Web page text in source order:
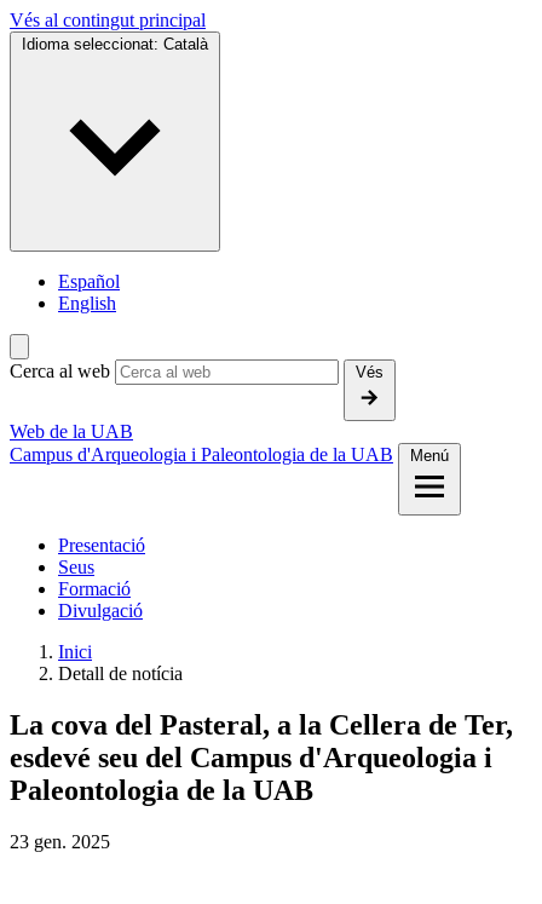
Vés al contingut principal
Idioma seleccionat: Català
Español
English
Cerca al web Vés
Web de la UAB
Campus d'Arqueologia i Paleontologia de la UAB
Menú
Presentació
Seus
Formació
Divulgació
Inici
Detall de notícia
La cova del Pasteral, a la Cellera de Ter,
esdevé seu del Campus d'Arqueologia i
Paleontologia de la UAB
23 gen. 2025